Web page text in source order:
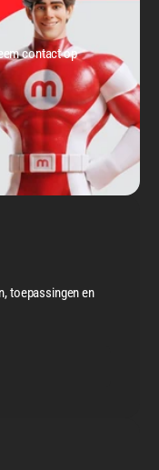
contact op
toepassingen en